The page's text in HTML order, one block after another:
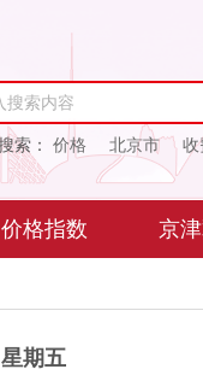
搜索内容
索： 价格 北京市 收
价格指数 京
期五